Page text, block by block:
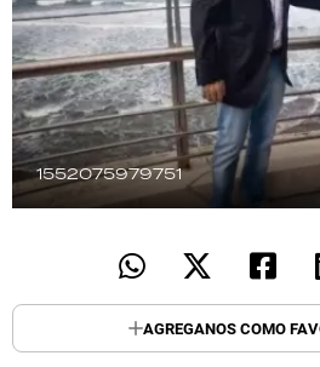
1552075979751
AGREGANOS COMO
PALABRAS
HORÓSCOPO
Seguinos